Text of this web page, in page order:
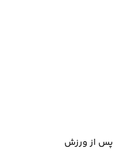
پس از ورزش